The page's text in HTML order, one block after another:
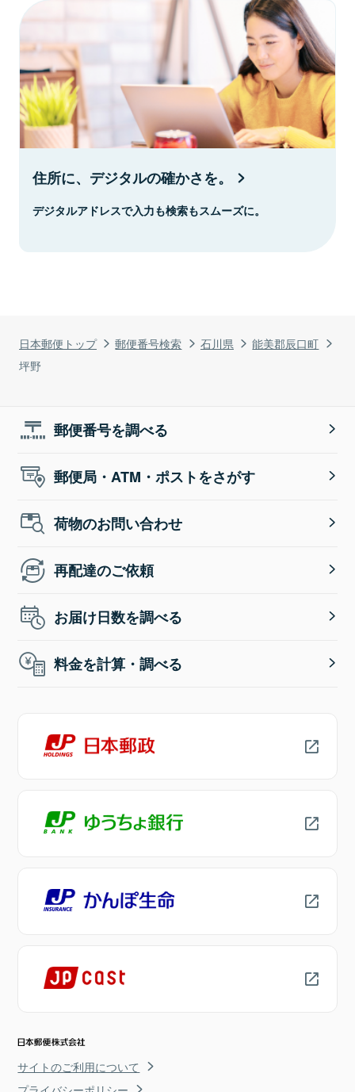
日本郵便トップ 郵便番号検索 石川県
能美郡辰口町
坪野
住所に、デジタルの確かさを。
デジタルアドレスで入力も検索もスムーズに。
郵便番号を調べる
郵便局・ATM・ポストをさがす
荷物のお問い合わせ
再配達のご依頼
お届け日数を調べる
料金を計算・調べる
サイトのご利用について